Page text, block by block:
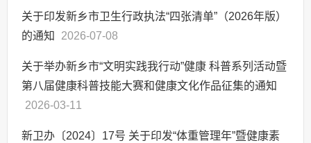
关于印发新乡市卫生行政执法“四张清单”（2026年版）
的通知
2026-07-08
关于举办新乡市“文明实践我行动”健康 科普系列活动暨
第八届健康科普技能大赛和健康文化作品征集的通知
2026-03-11
新卫办〔2024〕17号 关于印发“体重管理年”暨健康素